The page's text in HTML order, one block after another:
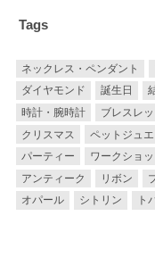
Tags
ネックレス・ペンダント
ダイヤモンド
誕生日
時計・腕時計
ブレスレ
クリスマス
ペットジュ
パーティー
ワークショ
アンティーク
リボン
オパール
シトリン ト